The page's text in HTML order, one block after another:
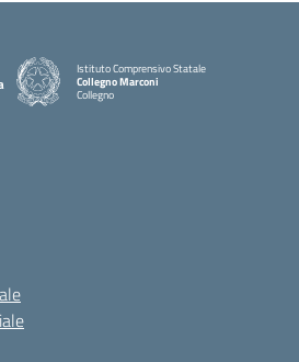
Istituto Comprensivo Statale
Collegno Marconi
Collegno